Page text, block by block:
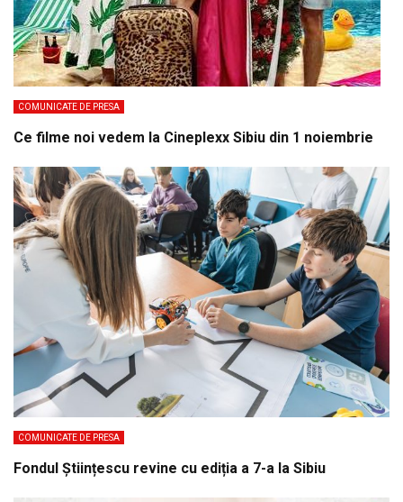
COMUNICATE DE PRESA
Ce filme noi vedem la Cineplexx Sibiu din 1 noiembrie
COMUNICATE DE PRESA
Fondul Științescu revine cu ediția a 7-a la Sibiu